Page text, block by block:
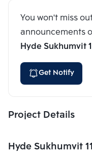
You won't miss
announcements
Hyde Sukhumvit
Get Notify
Project Details
Hyde Sukhumvit 11